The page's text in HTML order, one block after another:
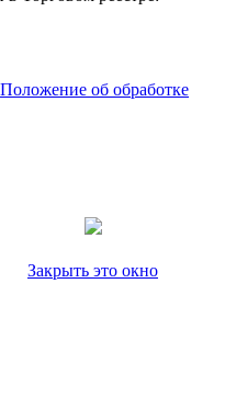
Положение об обработке
Закрыть это окно